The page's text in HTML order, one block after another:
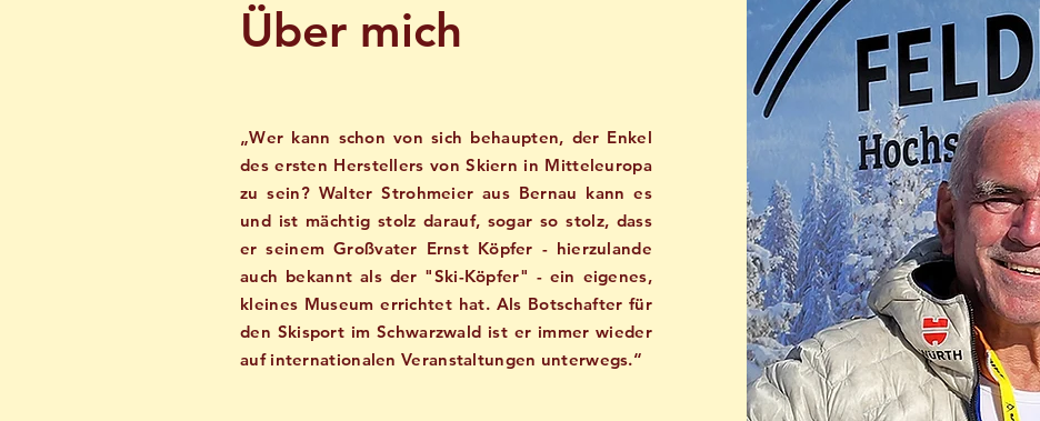
Über mich
„Wer kann schon von sich behaupten, der Enkel
des ersten Herstellers von Skiern in Mitteleuropa
zu sein? Walter Strohmeier aus Bernau kann es
und ist mächtig stolz darauf, sogar so stolz, dass
er seinem Großvater Ernst Köpfer - hierzulande
auch bekannt als der "Ski-Köpfer" - ein eigenes,
kleines Museum errichtet hat. Als Botschafter für
den Skisport im Schwarzwald ist er immer wieder
auf internationalen Veranstaltungen unterwegs.“